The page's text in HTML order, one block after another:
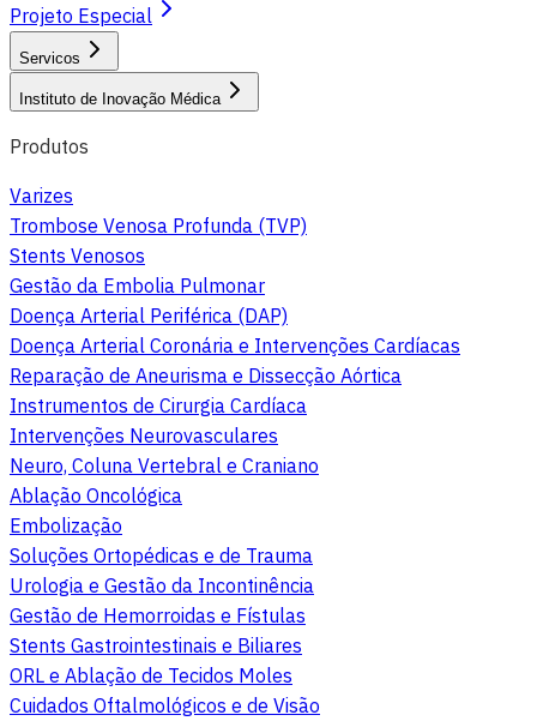
Projeto Especial
Servicos
Instituto de Inovação Médica
Produtos
Varizes
Trombose Venosa Profunda (TVP)
Stents Venosos
Gestão da Embolia Pulmonar
Doença Arterial Periférica (DAP)
Doença Arterial Coronária e Intervenções Cardíacas
Reparação de Aneurisma e Dissecção Aórtica
Instrumentos de Cirurgia Cardíaca
Intervenções Neurovasculares
Neuro, Coluna Vertebral e Craniano
Ablação Oncológica
Embolização
Soluções Ortopédicas e de Trauma
Urologia e Gestão da Incontinência
Gestão de Hemorroidas e Fístulas
Stents Gastrointestinais e Biliares
ORL e Ablação de Tecidos Moles
Cuidados Oftalmológicos e de Visão